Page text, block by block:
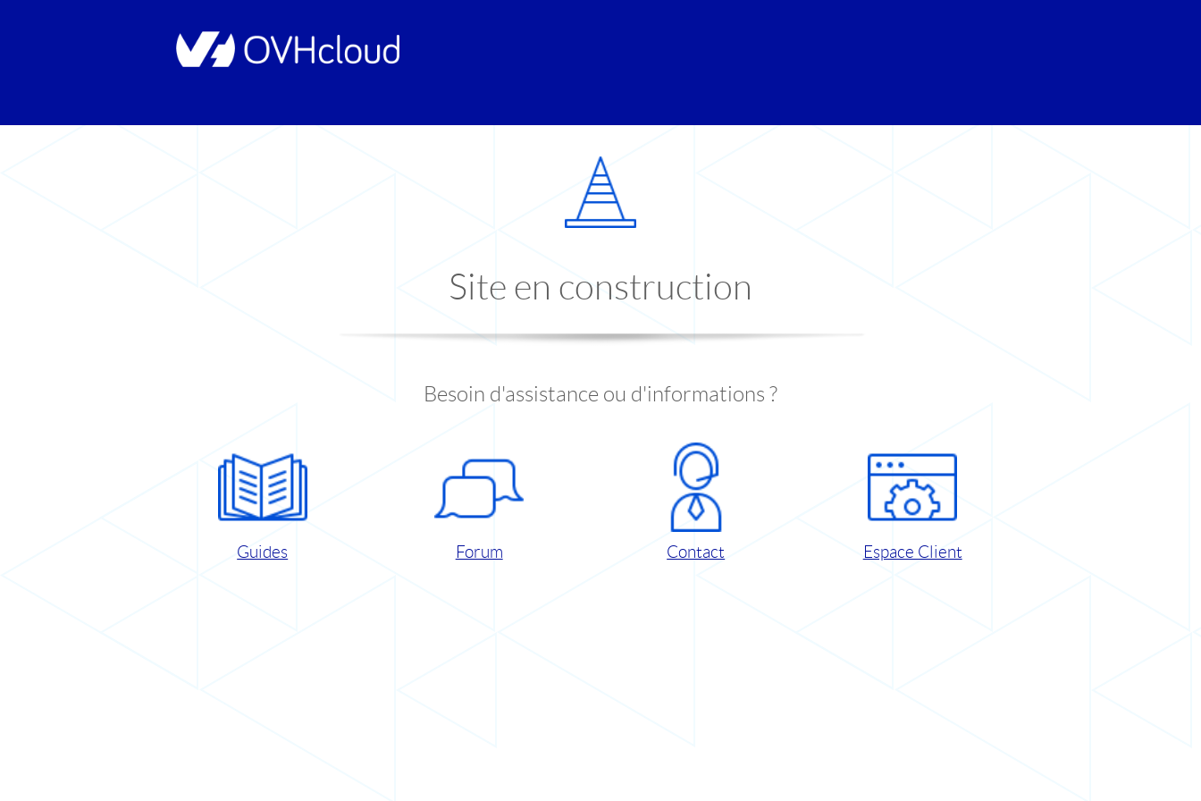
Site en construction
Besoin d'assistance ou d'informations ?
Guides Forum Contact Espace Client